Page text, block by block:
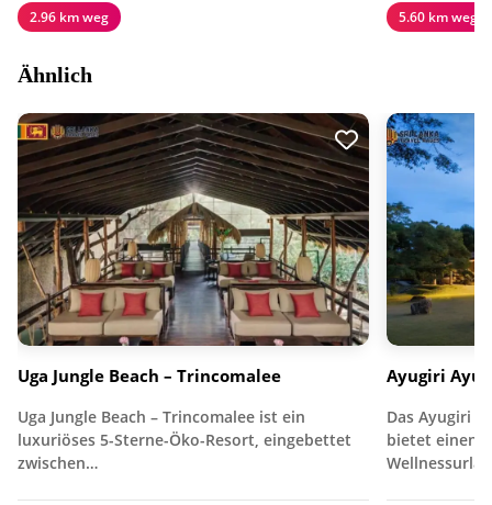
2.96 km weg 5.60 km weg
Ähnlich
Uga Jungle Beach – Trincomalee
Uga Jungle Beach – Trincomalee ist ein
luxuriöses 5-Sterne-Öko-Resort, eingebettet
zwischen…
Ayugiri
Das Ayugiri
bietet einen